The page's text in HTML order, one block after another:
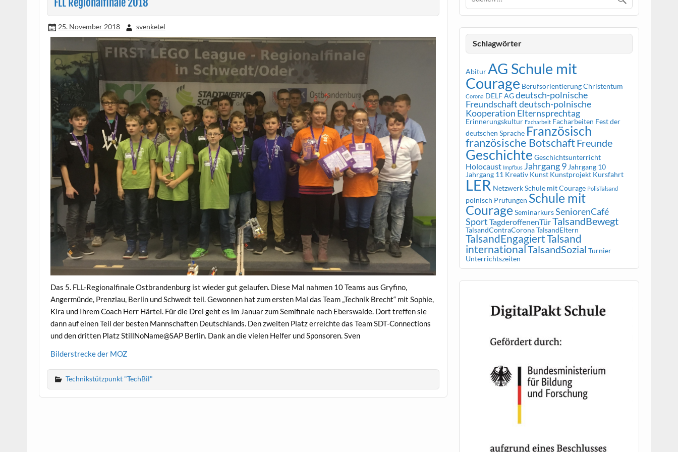
25. November 2018 svenketel
Das 5. FLL-Regionalfinale Ostbrandenburg ist wieder gut gelaufen. Diese Mal nahmen 10 Teams aus Gryfino,
Angermünde, Prenzlau, Berlin und Schwedt teil. Gewonnen hat zum ersten Mal das Team „Technik Brecht“ mit Sophie,
Kira und Ihrem Coach Herr Härtel. Für die Drei geht es im Januar zum Semifinale nach Eberswalde. Dort treffen sie
dann auf einen Teil der besten Mannschaften Deutschlands. Den zweiten Platz erreichte das Team SDT-Connections
und den dritten Platz StillNoName@SAP Berlin. Dank an die vielen Helfer und Sponsoren. Sven
Bilderstrecke der MOZ
Technikstützpunkt "TechBil"
Schlagwörter
AbiturAG Schule mit
Courage BerufsorientierungChristentum
Corona DELF AGdeutsch-polnische
Freundschaftdeutsch-polnische
Kooperation Elternsprechtag
Erinnerungskultur Facharbeit Facharbeiten Fest der
deutschen Sprache Französisch
französische BotschaftFreunde
Geschichte Geschichtsunterricht
Holocaust Impfbus Jahrgang 9 Jahrgang 10
Jahrgang 11 Kreativ Kunst Kunstprojekt Kursfahrt
LER Netzwerk Schule mit Courage PolisTalsand
polnisch Prüfungen Schule mit
Courage SeminarkursSeniorenCafé
Sport TagderoffenenTürTalsandBewegt
TalsandContraCoronaTalsandEltern
TalsandEngagiertTalsand
internationalTalsandSozial Turnier
Unterrichtszeiten